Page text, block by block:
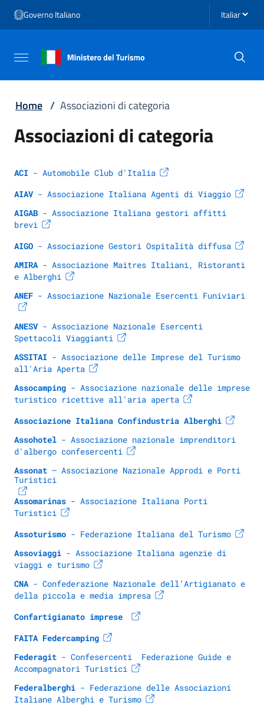
Vai al menu di navigazione
Vai al footer
Governo Italiano Seleziona
Attiva / disattiva la navigazione
Home / Associazioni di categoria
Associazioni di categoria
ACI - Automobile Club d'Italia
AIAV - Associazione Italiana Agenti di Viaggio
AIGAB - Associazione Italiana gestori affitti
brevi
AIGO - Associazione Gestori Ospitalità diffusa
AMIRA - Associazione Maitres Italiani, Ristoranti
e Alberghi
ANEF - Associazione Nazionale Esercenti Funiviari
ANESV - Associazione Nazionale Esercenti
Spettacoli Viaggianti
ASSITAI - Associazione delle Imprese del Turismo
all'Aria Aperta
Assocamping - Associazione nazionale delle imprese
turistico ricettive all'aria aperta
Associazione Italiana Confindustria Alberghi
Assohotel - Associazione nazionale imprenditori
d'albergo confesercenti
Assonat – Associazione Nazionale Approdi e Porti
Turistici
Assomarinas - Associazione Italiana Porti
Turistici
Assoturismo - Federazione Italiana del Turismo
Assoviaggi - Associazione Italiana agenzie di
viaggi e turismo
CNA - Confederazione Nazionale dell’Artigianato e
della piccola e media impresa
Confartigianato imprese
FAITA Federcamping
Federagit - Confesercenti  Federazione Guide e
Accompagnatori Turistici
Federalberghi - Federazione delle Associazioni
Italiane Alberghi e Turismo